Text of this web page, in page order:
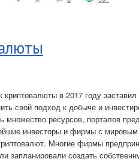
в 2017 году
свой подход к добыче и
множество ресурсов, порталов
инвесторы и фирмы с
Многие фирмы
запланировали создать